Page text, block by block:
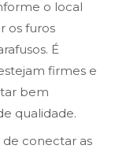
o local
os furos
É
firmes e
bem
qualidade.
de conectar as